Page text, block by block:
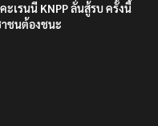
ะเรนนี KNPP ลั่นสู้รบ ครั้งนี้
ชนต้องชนะ